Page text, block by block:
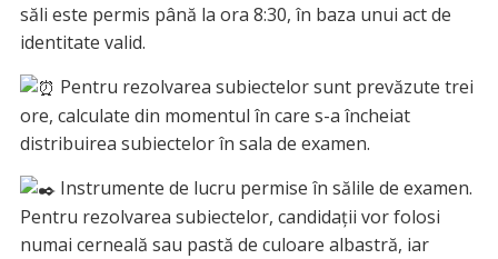
săli este permis până la ora 8:30, în baza unui act de
identitate valid.
Pentru rezolvarea subiectelor sunt prevăzute trei
ore, calculate din momentul în care s-a încheiat
distribuirea subiectelor în sala de examen.
Instrumente de lucru permise în sălile de examen.
Pentru rezolvarea subiectelor, candidații vor folosi
numai cerneală sau pastă de culoare albastră, iar